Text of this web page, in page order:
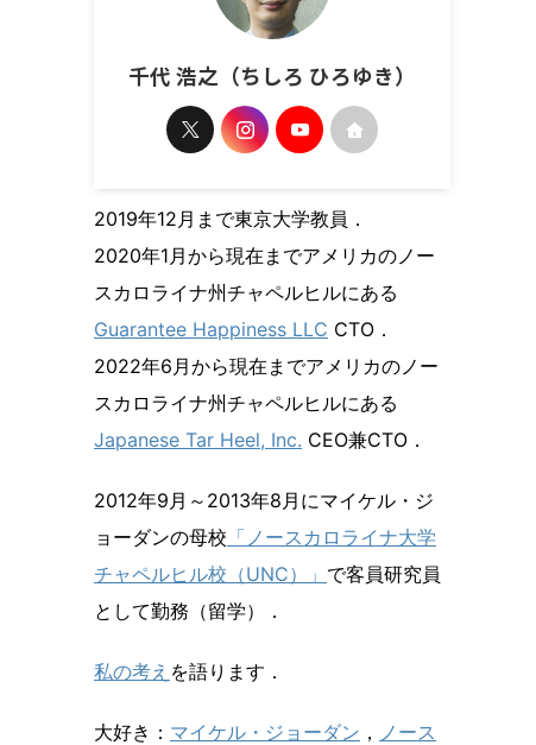
千代 浩之（ちしろ ひろゆき）
2019年12月まで東京大学教員．
2020年1月から現在までアメリカのノー
スカロライナ州チャペルヒルにある
Guarantee Happiness LLC CTO．
2022年6月から現在までアメリカのノー
スカロライナ州チャペルヒルにある
Japanese Tar Heel, Inc. CEO兼CTO．
2012年9月～2013年8月にマイケル・ジ
ョーダンの母校 「ノースカロライナ大学
チャペルヒル校（UNC）」 で客員研究員
として勤務（留学）．
私の考え を語ります．
大好き： マイケル・ジョーダン ， ノース